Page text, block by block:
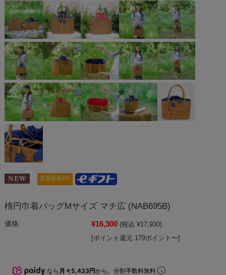
店舗受取OK
楕円巾着バッグMサイズ マチ広 (NAB695B)
価格: ¥16,300 (税込 ¥17,930)
[ポイント還元 179ポイント〜]
なら 月々5,433円から。分割手数料無料